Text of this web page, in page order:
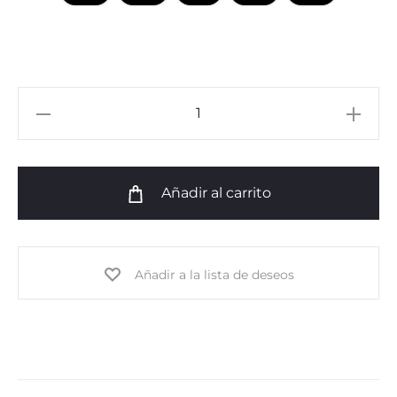
Añadir al carrito
Añadir a la lista de deseos